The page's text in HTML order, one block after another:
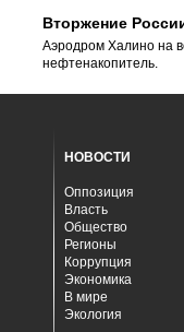
Вторжение
Аэродром Халино на
нефтенакопитель.
НОВОСТИ
Оппозиция
Власть
Общество
Регионы
Коррупция
Экономика
В мире
Экология